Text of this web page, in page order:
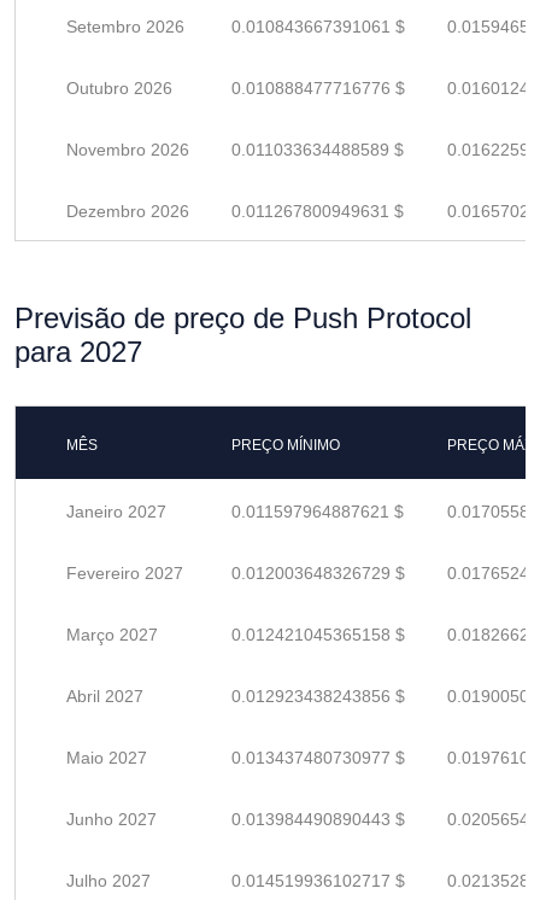
Setembro 2026 0.010843667391061 $
Outubro 2026 0.010888477716776 $
Novembro 2026 0.011033634488589 $
Dezembro 2026 0.011267800949631 $
Previsão de preço de Push Protocol
para 2027
MÊS PREÇO MÍNIMO PREÇO
Janeiro 2027 0.011597964887621 $
Fevereiro 2027 0.012003648326729 $
Março 2027 0.012421045365158 $
Abril 2027 0.012923438243856 $
Maio 2027 0.013437480730977 $
Junho 2027 0.013984490890443 $
Julho 2027 0.014519936102717 $